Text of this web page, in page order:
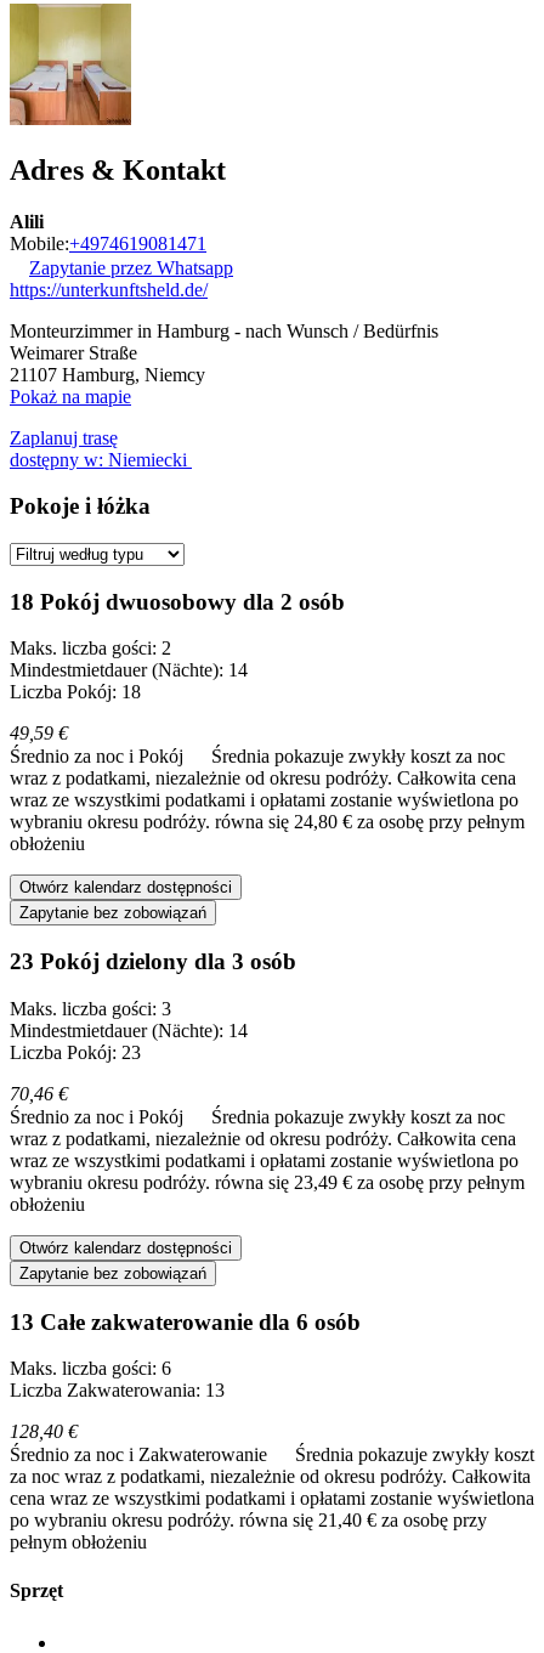
Adres & Kontakt
Alili
Mobile:+4974619081471
Zapytanie przez Whatsapp
https://unterkunftsheld.de/
Monteurzimmer in Hamburg - nach Wunsch / Bedürfnis
Weimarer Straße
21107 Hamburg, Niemcy
Pokaż na mapie
Zaplanuj trasę
dostępny w: Niemiecki
Pokoje i łóżka
18 Pokój dwuosobowy dla 2 osób
Maks. liczba gości: 2
Mindestmietdauer (Nächte): 14
Liczba Pokój: 18
49,59 €
Średnio za noc i Pokój
Średnia pokazuje zwykły koszt za noc
wraz z podatkami, niezależnie od okresu podróży. Całkowita cena
wraz ze wszystkimi podatkami i opłatami zostanie wyświetlona po
wybraniu okresu podróży. równa się 24,80 € za osobę przy pełnym
obłożeniu
Otwórz kalendarz dostępności
Zapytanie bez zobowiązań
23 Pokój dzielony dla 3 osób
Maks. liczba gości: 3
Mindestmietdauer (Nächte): 14
Liczba Pokój: 23
70,46 €
Średnio za noc i Pokój
Średnia pokazuje zwykły koszt za noc
wraz z podatkami, niezależnie od okresu podróży. Całkowita cena
wraz ze wszystkimi podatkami i opłatami zostanie wyświetlona po
wybraniu okresu podróży. równa się 23,49 € za osobę przy pełnym
obłożeniu
Otwórz kalendarz dostępności
Zapytanie bez zobowiązań
13 Całe zakwaterowanie dla 6 osób
Maks. liczba gości: 6
Liczba Zakwaterowania: 13
128,40 €
Średnio za noc i Zakwaterowanie
Średnia pokazuje zwykły koszt
za noc wraz z podatkami, niezależnie od okresu podróży. Całkowita
cena wraz ze wszystkimi podatkami i opłatami zostanie wyświetlona
po wybraniu okresu podróży. równa się 21,40 € za osobę przy
pełnym obłożeniu
Sprzęt